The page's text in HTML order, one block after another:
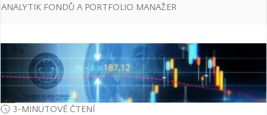
ANALYTIK FONDŮ A PORTFOLIO MANAŽER
3-MINUTOVÉ ČTENÍ